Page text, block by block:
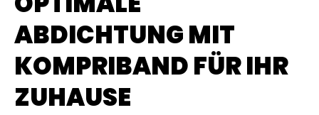
ABDICHTUNG MIT
KOMPRIBAND FÜR IHR
ZUHAUSE